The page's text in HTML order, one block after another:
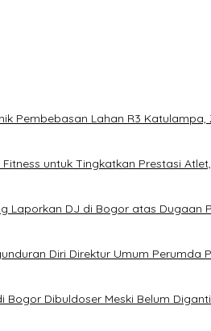
Pembebasan Lahan R3
Fitness untuk Tingkatkan Prestasi
Laporkan DJ di Bogor atas
Diri Direktur Umum Perumda
Dibuldoser Meski Belum